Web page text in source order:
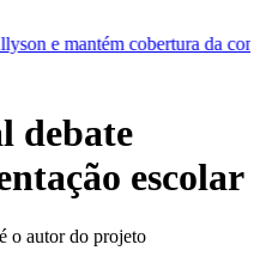
da convenção
Dupla de
debate
escolar
o autor do projeto